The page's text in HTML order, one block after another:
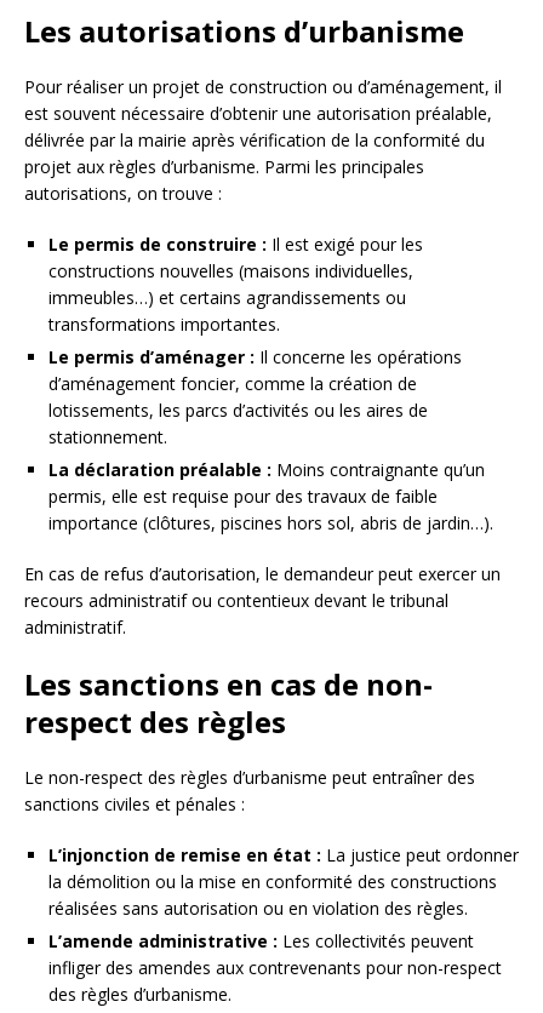
Les autorisations d’urbanisme
Pour réaliser un projet de construction ou d’aménagement, il
est souvent nécessaire d’obtenir une autorisation préalable,
délivrée par la mairie après vérification de la conformité du
projet aux règles d’urbanisme. Parmi les principales
autorisations, on trouve :
Le permis de construire : Il est exigé pour les
constructions nouvelles (maisons individuelles,
immeubles…) et certains agrandissements ou
transformations importantes.
Le permis d’aménager : Il concerne les opérations
d’aménagement foncier, comme la création de
lotissements, les parcs d’activités ou les aires de
stationnement.
La déclaration préalable : Moins contraignante qu’un
permis, elle est requise pour des travaux de faible
importance (clôtures, piscines hors sol, abris de jardin…).
En cas de refus d’autorisation, le demandeur peut exercer un
recours administratif ou contentieux devant le tribunal
administratif.
Les sanctions en cas de non-
respect des règles
Le non-respect des règles d’urbanisme peut entraîner des
sanctions civiles et pénales :
L’injonction de remise en état : La justice peut ordonner
la démolition ou la mise en conformité des constructions
réalisées sans autorisation ou en violation des règles.
L’amende administrative : Les collectivités peuvent
infliger des amendes aux contrevenants pour non-respect
des règles d’urbanisme.